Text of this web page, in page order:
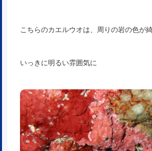
こちらのカエルウオは、周りの岩の色が
いっきに明るい雰囲気に